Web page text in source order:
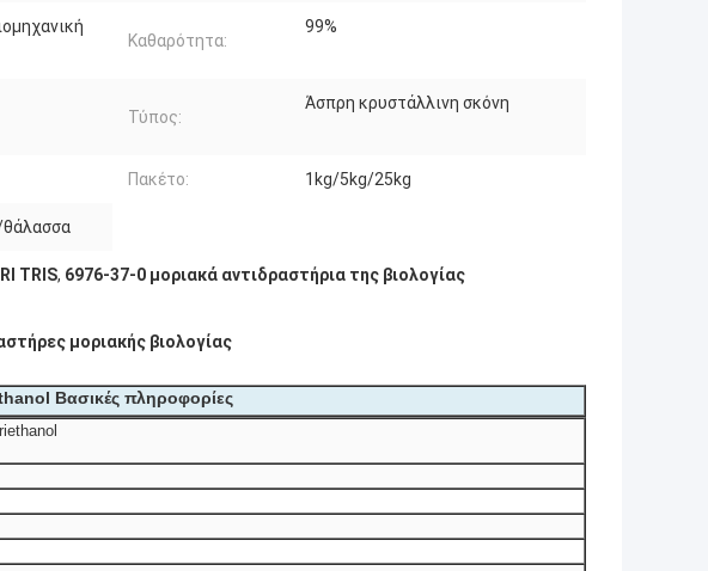
Καθαρότητα:
99%
Τύπος:
Άσπρη κρυστάλλινη σκόνη
Πακέτο: 1kg/5kg/25kg
TRIS, 6976-37-0 μοριακά αντιδραστήρια της βιολογίας
μοριακής βιολογίας
Βασικές πληροφορίες